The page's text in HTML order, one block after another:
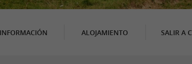
INFORMACIÓN ALOJAMIENTO SALIR A